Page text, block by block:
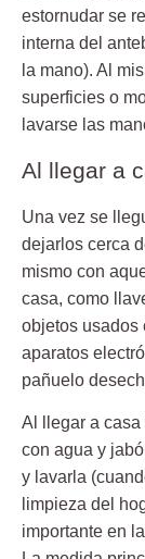
estornudar se
interna del
la mano). Al
superficies o
lavarse las
Al llegar a
Una vez se
dejarlos cerca
mismo con
casa, como
objetos usados
aparatos
pañuelo
Al llegar a
con agua y
y lavarla
limpieza del
importante en